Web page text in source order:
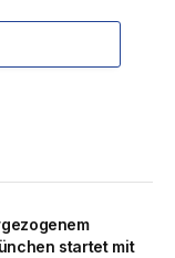
startet mit